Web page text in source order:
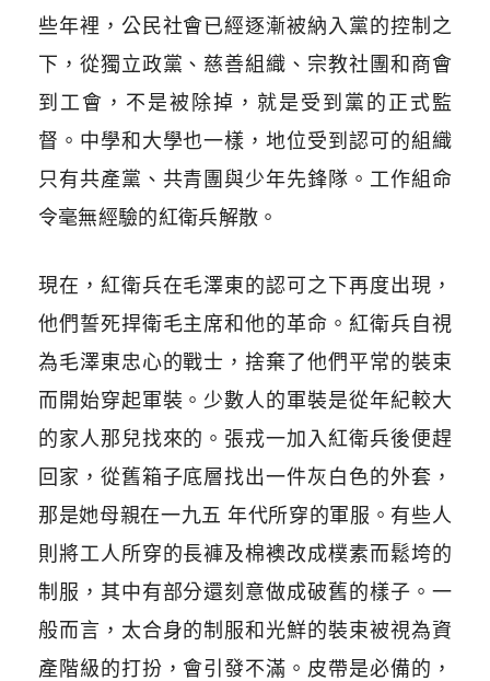
些年裡，公民社會已經逐漸被納入黨的控制之
下，從獨立政黨、慈善組織、宗教社團和商會
到工會，不是被除掉，就是受到黨的正式監
督。中學和大學也一樣，地位受到認可的組織
只有共產黨、共青團與少年先鋒隊。工作組命
令毫無經驗的紅衛兵解散。
現在，紅衛兵在毛澤東的認可之下再度出現，
他們誓死捍衛毛主席和他的革命。紅衛兵自視
為毛澤東忠心的戰士，捨棄了他們平常的裝束
而開始穿起軍裝。少數人的軍裝是從年紀較大
的家人那兒找來的。張戎一加入紅衛兵後便趕
回家，從舊箱子底層找出一件灰白色的外套，
那是她母親在一九五 年代所穿的軍服。有些人
則將工人所穿的長褲及棉襖改成樸素而鬆垮的
制服，其中有部分還刻意做成破舊的樣子。一
般而言，太合身的制服和光鮮的裝束被視為資
產階級的打扮，會引發不滿。皮帶是必備的，